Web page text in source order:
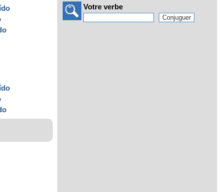
Votre verbe